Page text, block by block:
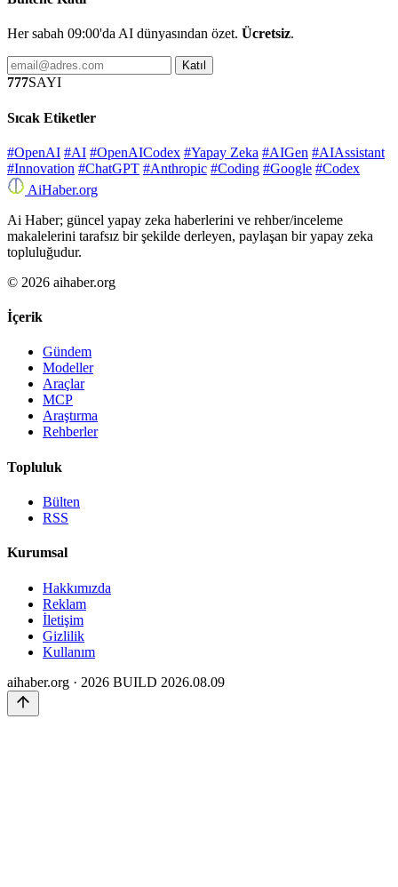
Her sabah 09:00'da AI dünyasından özet. Ücretsiz.
Katıl
777SAYI
Sıcak Etiketler
#OpenAI #AI #OpenAICodex #Yapay Zeka #AIGen #AIAssistant
#Innovation #ChatGPT #Anthropic #Coding #Google #Codex
AiHaber.org
Ai Haber; güncel yapay zeka haberlerini ve rehber/inceleme
makalelerini tarafsız bir şekilde derleyen, paylaşan bir yapay zeka
topluluğudur.
© 2026 aihaber.org
İçerik
Gündem
Modeller
Araçlar
MCP
Araştırma
Rehberler
Topluluk
Bülten
RSS
Kurumsal
Hakkımızda
Reklam
İletişim
Gizlilik
Kullanım
aihaber.org · 2026 BUILD 2026.08.09